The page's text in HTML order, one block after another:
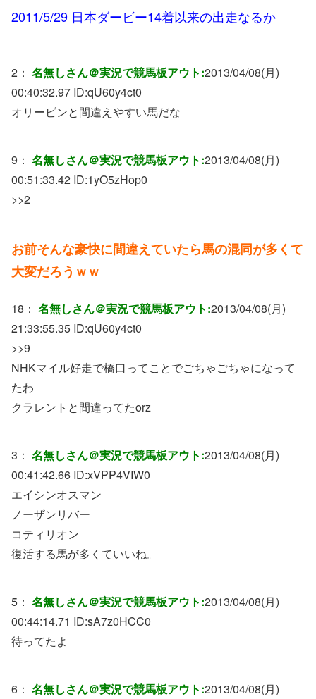
2011/5/29 日本ダービー14着以来の出走なるか
2： 名無しさん＠実況で競馬板アウト:2013/04/08(月)
00:40:32.97 ID:qU60y4ct0
オリービンと間違えやすい馬だな
9： 名無しさん＠実況で競馬板アウト:2013/04/08(月)
00:51:33.42 ID:1yO5zHop0
>>2
お前そんな豪快に間違えていたら馬の混同が多くて
大変だろうｗｗ
18： 名無しさん＠実況で競馬板アウト:2013/04/08(月)
21:33:55.35 ID:qU60y4ct0
>>9
NHKマイル好走で橋口ってことでごちゃごちゃになって
たわ
クラレントと間違ってたorz
3： 名無しさん＠実況で競馬板アウト:2013/04/08(月)
00:41:42.66 ID:xVPP4VIW0
エイシンオスマン
ノーザンリバー
コティリオン
復活する馬が多くていいね。
5： 名無しさん＠実況で競馬板アウト:2013/04/08(月)
00:44:14.71 ID:sA7z0HCC0
待ってたよ
6： 名無しさん＠実況で競馬板アウト:2013/04/08(月)